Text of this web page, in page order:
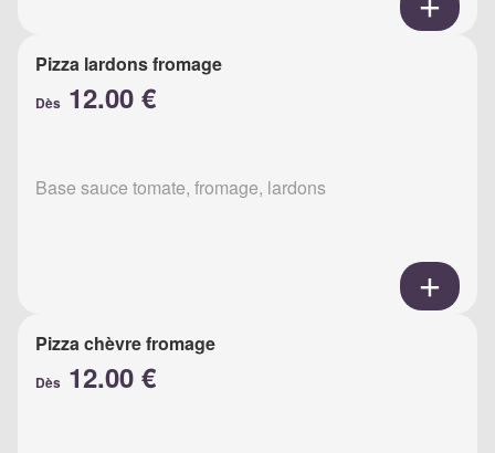
Pizza lardons fromage
Dès 12.00 €
Base sauce tomate, fromage, lardons
Pizza chèvre fromage
Dès 12.00 €